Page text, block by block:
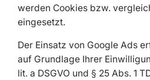
werden Cookies bzw.
eingesetzt.
Der Einsatz von Google Ads
auf Grundlage Ihrer
lit. a DSGVO und § 25 Abs. 1